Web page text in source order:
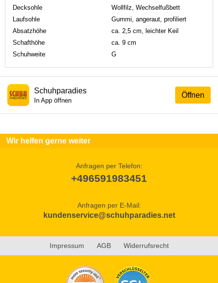
Decksohle
Wollfilz, Wechselfußbett
Laufsohle
Gummi, angeraut, profiliert
Absatzhöhe
ca. 2,5 cm, leichter Keil
Schafthöhe
ca. 9 cm
Schuhweite
G
Öffnen
Schuhparadies
In App öffnen
Wir helfen gerne weiter
Anfragen per Telefon:
+496591983451
Anfragen per E-Mail:
kundenservice@schuhparadies.net
Impressum AGB Widerrufsrecht